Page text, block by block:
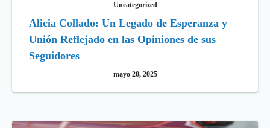
Uncategorized
Alicia Collado: Un Legado de Esperanza y
Unión Reflejado en las Opiniones de sus
Seguidores
mayo 20, 2025